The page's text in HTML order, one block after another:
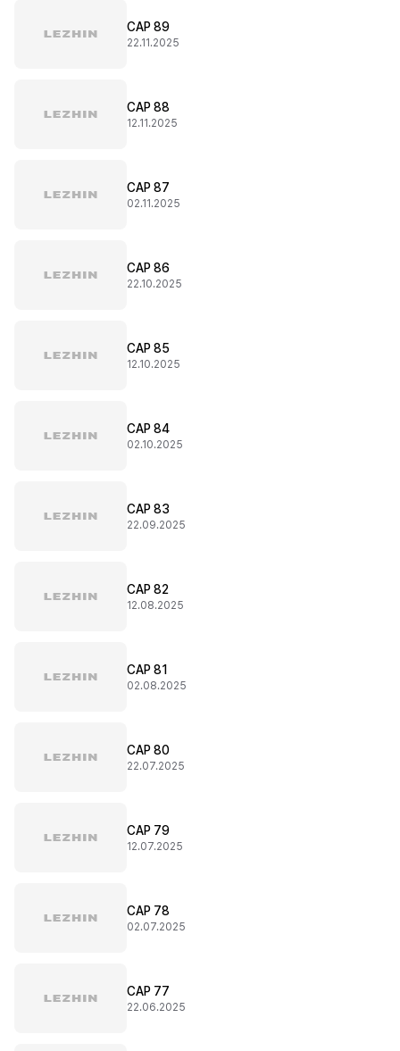
CAP 89
22.11.2025
CAP 88
12.11.2025
CAP 87
02.11.2025
CAP 86
22.10.2025
CAP 85
12.10.2025
CAP 84
02.10.2025
CAP 83
22.09.2025
CAP 82
12.08.2025
CAP 81
02.08.2025
CAP 80
22.07.2025
CAP 79
12.07.2025
CAP 78
02.07.2025
CAP 77
22.06.2025